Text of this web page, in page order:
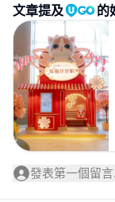
文章提及 的
發表第一個留言